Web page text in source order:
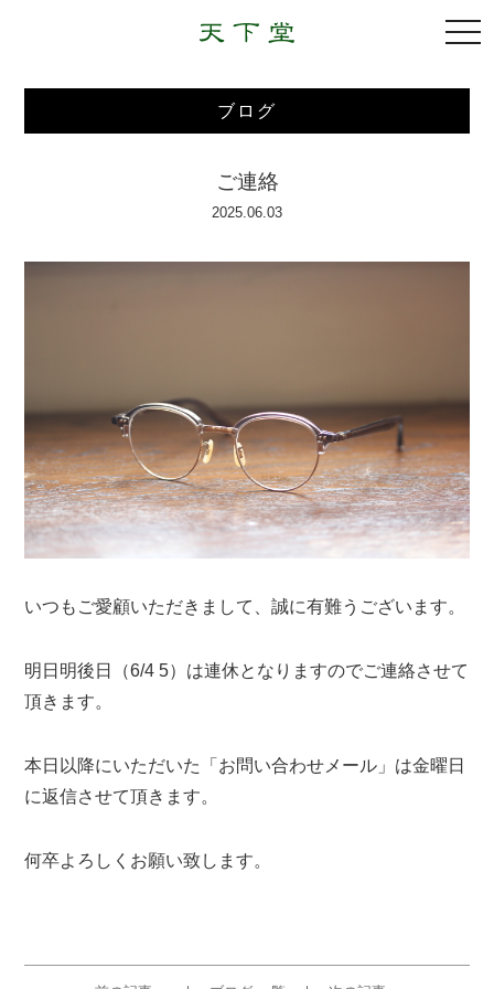
ブログ
ご連絡
2025.06.03
いつもご愛顧いただきまして、誠に有難うございます。
明日明後日（6/4 5）は連休となりますのでご連絡させて
頂きます。
本日以降にいただいた「お問い合わせメール」は金曜日
に返信させて頂きます。
何卒よろしくお願い致します。